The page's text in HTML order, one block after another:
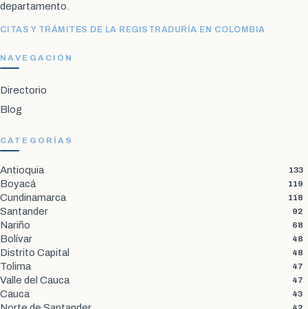
departamento.
CITAS Y TRÁMITES DE LA REGISTRADURÍA EN COLOMBIA
NAVEGACIÓN
Directorio
Blog
CATEGORÍAS
Antioquia 133
Boyacá 119
Cundinamarca 118
Santander 92
Nariño 68
Bolívar 48
Distrito Capital 48
Tolima 47
Valle del Cauca 47
Cauca 43